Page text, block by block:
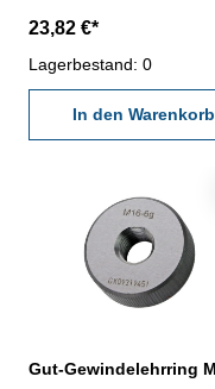
Nennmaß: M 10 x 1,5
23,82 €*
Lagerbestand: 0
In den Warenkorb